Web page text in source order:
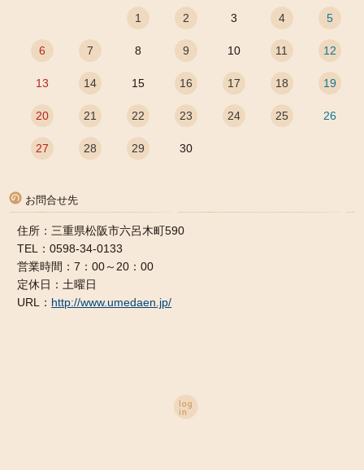
1 2 3 4 5
6 7 8 9 10 11 12
13 14 15 16 17 18 19
20 21 22 23 24 25 26
27 28 29 30
お問合せ先
住所：三重県松阪市六呂木町590
TEL：0598-34-0133
営業時間：7：00～20：00
定休日：土曜日
URL： http://www.umedaen.jp/